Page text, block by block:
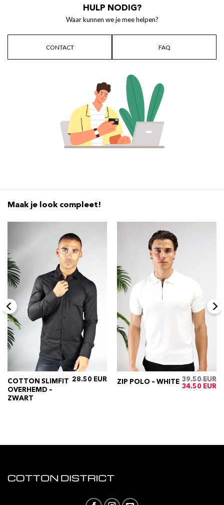
HULP NODIG?
Waar kunnen we je mee helpen?
CONTACT FAQ
Maak je look compleet!
COTTON SLIMFIT
OVERHEMD –
ZWART
28.50 ZIP POLO – WHITE 39.50
34.50